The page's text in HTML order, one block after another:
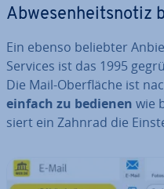
Ab­we­sen­heits­no­tiz
Ein ebenso beliebter
Services ist das 1995
Die Mail-Ober­flä­che ist
einfach zu bedienen wie
siert ein Zahnrad die